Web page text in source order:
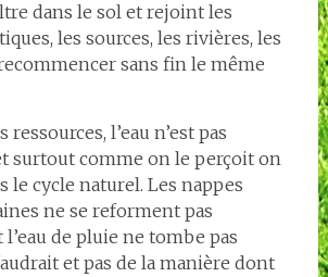
dans le sol et rejoint les
les sources, les rivières, les
sans fin le même
l’eau n’est pas
surtout comme on le perçoit on
le cycle naturel. Les nappes
ne se reforment pas
de pluie ne tombe pas
et pas de la manière dont